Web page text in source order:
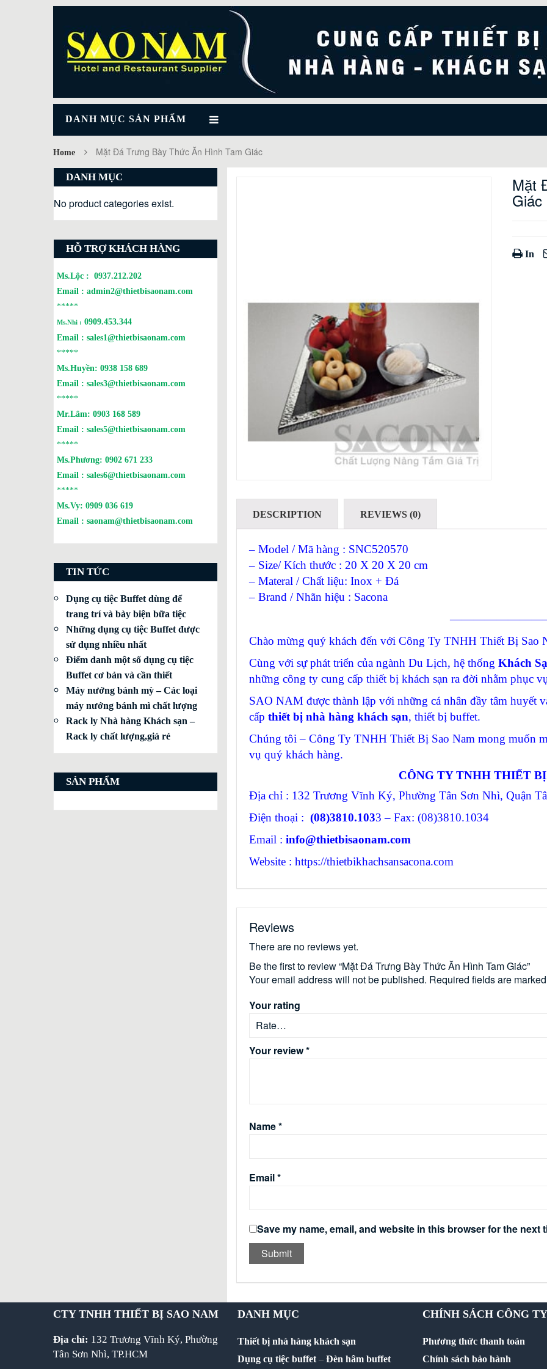
DANH MỤC SẢN PHẨM
Home Mặt Đá Trưng Bày Thức Ăn Hình Tam Giác
Mặt
Giác
In
DESCRIPTION REVIEWS (0)
– Model / Mã hàng : SNC520570
– Size/ Kích thước : 20 X 20 X 20 cm
– Materal / Chất liệu: Inox + Đá
– Brand / Nhãn hiệu : Sacona
Chào mừng quý khách đến với Công Ty TNHH Thiết Bị Sao
Cùng với sự phát triển của ngành Du Lịch, hệ thống Khách
những công ty cung cấp thiết bị khách sạn ra đời nhằm phục
SAO NAM được thành lập với những cá nhân đầy tâm huyết
cấp thiết bị nhà hàng khách sạn, thiết bị buffet.
Chúng tôi – Công Ty TNHH Thiết Bị Sao Nam mong muốn
vụ quý khách hàng.
CÔNG TY TNHH THIẾT
Địa chỉ : 132 Trương Vĩnh Ký, Phường Tân Sơn Nhì, Quận
Điện thoại : (08)3810.1033 – Fax: (08)3810.1034
Email : info@thietbisaonam.com
Website : https://thietbikhachsansacona.com
Reviews
There are no reviews yet.
Be the first to review “Mặt Đá Trưng Bày Thức Ăn Hình Tam Giác”
Your email address will not be published. Required fields are
Your rating
Your review*
Name*
Email*
Save my name, email, and website in this browser for the next
DANH MỤC
No product categories exist.
HỖ TRỢ KHÁCH HÀNG
Ms.Lộc : 0937.212.202
Email : admin2@thietbisaonam.com
*****
Ms.Nhi : 0909.453.344
Email : sales1@thietbisaonam.com
*****
Ms.Huyền: 0938 158 689
Email : sales3@thietbisaonam.com
*****
Mr.Lâm: 0903 168 589
Email : sales5@thietbisaonam.com
*****
Ms.Phương: 0902 671 233
Email : sales6@thietbisaonam.com
*****
Ms.Vy: 0909 036 619
Email : saonam@thietbisaonam.com
TIN TỨC
Dụng cụ tiệc Buffet dùng để
trang trí và bày biện bữa tiệc
Những dụng cụ tiệc Buffet được
sử dụng nhiều nhất
Điểm danh một số dụng cụ tiệc
Buffet cơ bản và cần thiết
Máy nướng bánh mỳ – Các loại
máy nướng bánh mì chất lượng
Rack ly Nhà hàng Khách sạn –
Rack ly chất lượng,giá rẻ
SẢN PHẨM
CTY TNHH THIẾT BỊ SAO NAM
Địa chỉ: 132 Trương Vĩnh Ký, Phường
Tân Sơn Nhì, TP.HCM
DANH MỤC
Thiết bị nhà hàng khách sạn
Dụng cụ tiệc buffet –Đèn hâm buffet
CHÍNH SÁCH CÔNG TY
Phương thức thanh toán
Chính sách bảo hành